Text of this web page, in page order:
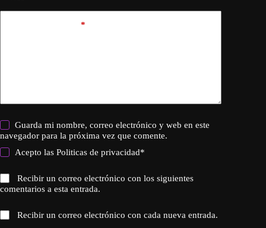
*
Guarda mi nombre, correo electrónico y web en este
navegador para la próxima vez que comente.
Acepto lasPoliticas de privacidad*
Recibir un correo electrónico con los siguientes
comentarios a esta entrada.
Recibir un correo electrónico con cada nueva entrada.